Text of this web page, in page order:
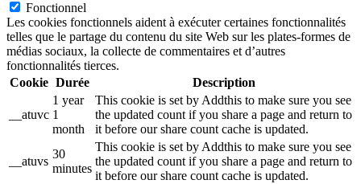
Fonctionnel
Les cookies fonctionnels aident à exécuter certaines fonctionnalités
telles que le partage du contenu du site Web sur les plates-formes de
médias sociaux, la collecte de commentaires et d’autres
fonctionnalités tierces.
Cookie Durée Description
__atuvc
1 year
1
month
This cookie is set by Addthis to make sure you see
the updated count if you share a page and return to
it before our share count cache is updated.
__atuvs
30
minutes
This cookie is set by Addthis to make sure you see
the updated count if you share a page and return to
it before our share count cache is updated.